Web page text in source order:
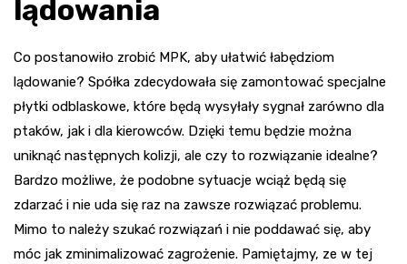
lądowania
Co postanowiło zrobić MPK, aby ułatwić łabędziom
lądowanie? Spółka zdecydowała się zamontować specjalne
płytki odblaskowe, które będą wysyłały sygnał zarówno dla
ptaków, jak i dla kierowców. Dzięki temu będzie można
uniknąć następnych kolizji, ale czy to rozwiązanie idealne?
Bardzo możliwe, że podobne sytuacje wciąż będą się
zdarzać i nie uda się raz na zawsze rozwiązać problemu.
Mimo to należy szukać rozwiązań i nie poddawać się, aby
móc jak zminimalizować zagrożenie. Pamiętajmy, ze w tej